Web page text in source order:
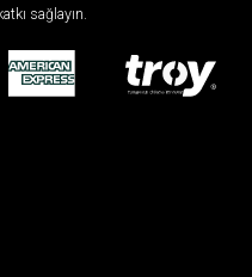
sağlayın.